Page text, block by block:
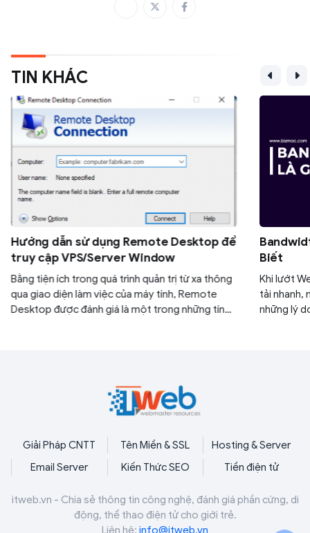
TIN KHÁC
Hướng dẫn sử dụng Remote Desktop để
truy cập VPS/Server Window
Bằng tiện ích trong quá trình quản trị từ xa thông
qua giao diện làm việc của máy tính, Remote
Desktop được đánh giá là một trong những tính
"gỡ rối" ngay những thắc mắc với những bước
Biết
Khi lướt
tải nhanh,
những lý
Giải Pháp CNTT Tên Miền & SSL
Hosting & Server
Email Server
Kiến Thức SEO Tiền điện tử
itweb.vn - Chia sẻ thông tin công nghệ, đánh giá phần cứng, di
động, thể thao điện tử cho giới trẻ.
Liên hệ: info@itweb.vn